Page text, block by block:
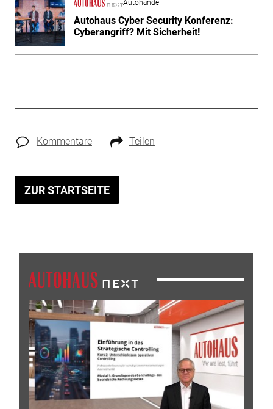
Autohandel
Autohaus Cyber Security Konferenz:
Cyberangriff? Mit Sicherheit!
Kommentare Teilen
ZUR STARTSEITE